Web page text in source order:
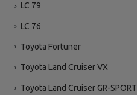
LC 79
LC 76
Toyota Fortuner
Toyota Land Cruiser VX
Toyota Land Cruiser GR-SPORT